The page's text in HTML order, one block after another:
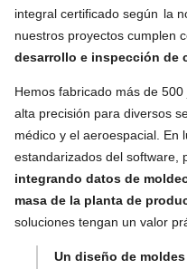
integral certificado según la
nuestros proyectos cumplen
desarrollo e inspección de
Hemos fabricado más de
alta precisión para diversos
médico y el aeroespacial. En
estandarizados del software,
integrando datos de
masa de la planta de
soluciones tengan un valor
Un diseño de